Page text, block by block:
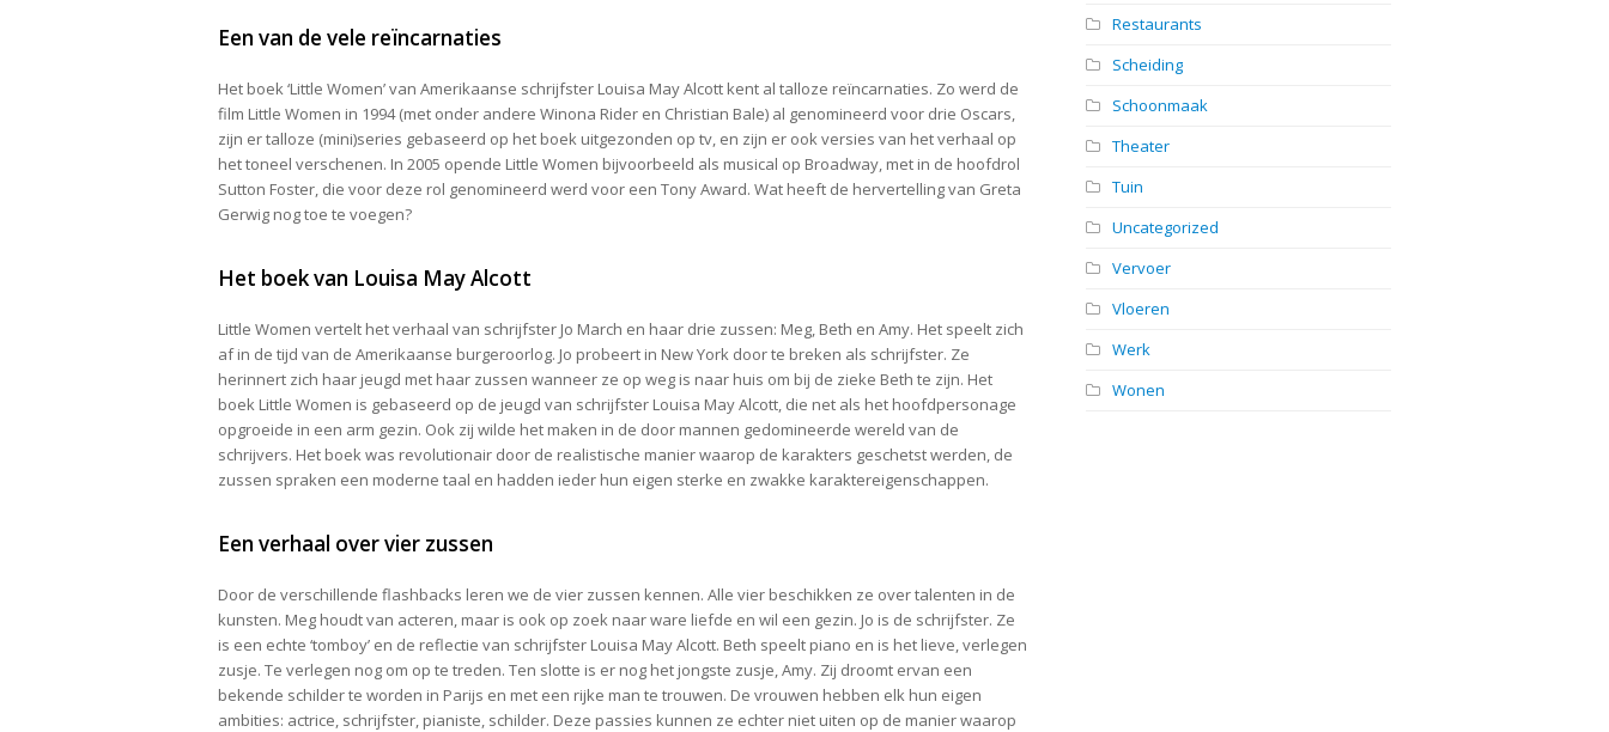
Een van de vele reïncarnaties
Het boek ‘Little Women’ van Amerikaanse schrijfster Louisa May Alcott kent al talloze reïncarnaties. Zo werd de
film Little Women in 1994 (met onder andere Winona Rider en Christian Bale) al genomineerd voor drie Oscars,
zijn er talloze (mini)series gebaseerd op het boek uitgezonden op tv, en zijn er ook versies van het verhaal op
het toneel verschenen. In 2005 opende Little Women bijvoorbeeld als musical op Broadway, met in de hoofdrol
Sutton Foster, die voor deze rol genomineerd werd voor een Tony Award. Wat heeft de hervertelling van Greta
Gerwig nog toe te voegen?
Het boek van Louisa May Alcott
Little Women vertelt het verhaal van schrijfster Jo March en haar drie zussen: Meg, Beth en Amy. Het speelt zich
af in de tijd van de Amerikaanse burgeroorlog. Jo probeert in New York door te breken als schrijfster. Ze
herinnert zich haar jeugd met haar zussen wanneer ze op weg is naar huis om bij de zieke Beth te zijn. Het
boek Little Women is gebaseerd op de jeugd van schrijfster Louisa May Alcott, die net als het hoofdpersonage
opgroeide in een arm gezin. Ook zij wilde het maken in de door mannen gedomineerde wereld van de
schrijvers. Het boek was revolutionair door de realistische manier waarop de karakters geschetst werden, de
zussen spraken een moderne taal en hadden ieder hun eigen sterke en zwakke karaktereigenschappen.
Een verhaal over vier zussen
Door de verschillende flashbacks leren we de vier zussen kennen. Alle vier beschikken ze over talenten in de
kunsten. Meg houdt van acteren, maar is ook op zoek naar ware liefde en wil een gezin. Jo is de schrijfster. Ze
is een echte ‘tomboy’ en de reflectie van schrijfster Louisa May Alcott. Beth speelt piano en is het lieve, verlegen
zusje. Te verlegen nog om op te treden. Ten slotte is er nog het jongste zusje, Amy. Zij droomt ervan een
bekende schilder te worden in Parijs en met een rijke man te trouwen. De vrouwen hebben elk hun eigen
ambities: actrice, schrijfster, pianiste, schilder. Deze passies kunnen ze echter niet uiten op de manier waarop
Restaurants
Scheiding
Schoonmaak
Theater
Tuin
Uncategorized
Vervoer
Vloeren
Werk
Wonen